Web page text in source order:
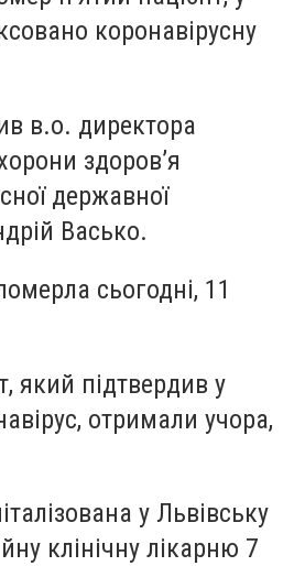
коронавірусну
в.о. директора
здоров’я
державної
Васько.
сьогодні, 11
який підтвердив у
отримали учора,
у Львівську
клінічну лікарню 7